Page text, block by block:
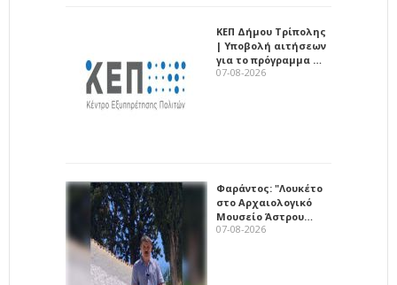
ΚΕΠ Δήμου Τρίπολης
| Υποβολή αιτήσεων
για το πρόγραμμα …
07-08-2026
Φαράντος: "Λουκέτο
στο Αρχαιολογικό
Μουσείο Άστρου…
07-08-2026